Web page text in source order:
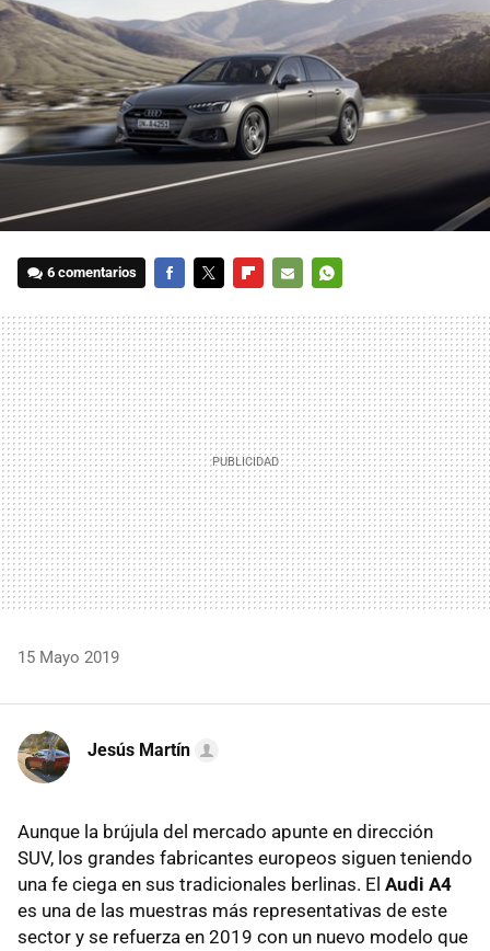
6 comentarios
MAIL
15 Mayo 2019
Jesús Martín
Aunque la brújula del mercado apunte en dirección
SUV, los grandes fabricantes europeos siguen teniendo
una fe ciega en sus tradicionales berlinas. El Audi A4
es una de las muestras más representativas de este
sector y se refuerza en 2019 con un nuevo modelo que